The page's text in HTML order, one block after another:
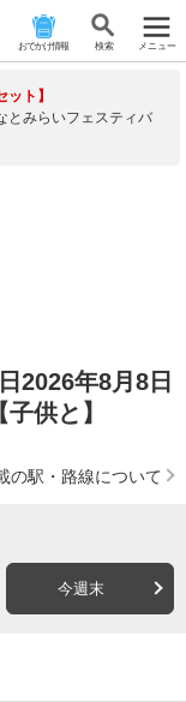
おでかけ情報 検 索 メニュー
ト】
とみらいフェスティバ
2026年8月8日
供と】
の駅・路線について
今週末